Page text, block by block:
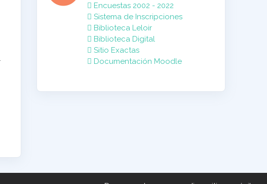
Encuestas 2002 - 2022
Sistema de Inscripciones
Biblioteca Leloir
Biblioteca Digital
Sitio Exactas
Documentación Moodle